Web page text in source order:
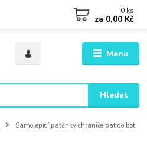
Menu
Hledat
0 ks
za 0,00 Kč
Samolepící patěnky chrániče pat do bot